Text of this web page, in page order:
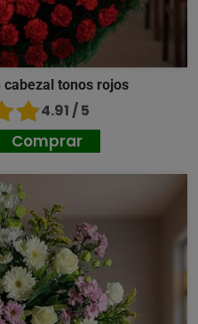
tonos rojos
4.91 / 5
Comprar